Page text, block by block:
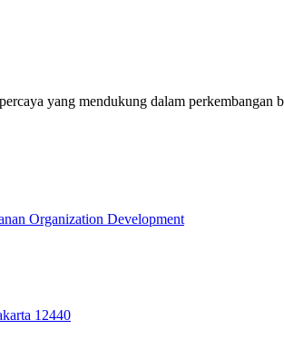
yang mendukung dalam perkembangan
Organization Development
12440